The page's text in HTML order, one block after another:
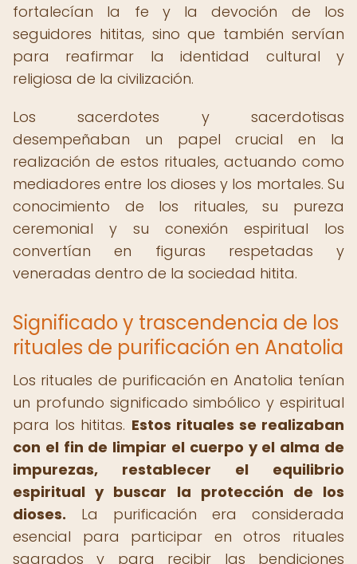
fortalecían la fe y la devoción de los
seguidores hititas, sino que también servían
para reafirmar la identidad cultural y
religiosa de la civilización.
Los sacerdotes y sacerdotisas
desempeñaban un papel crucial en la
realización de estos rituales, actuando como
mediadores entre los dioses y los mortales. Su
conocimiento de los rituales, su pureza
ceremonial y su conexión espiritual los
convertían en figuras respetadas y
veneradas dentro de la sociedad hitita.
Significado y trascendencia de los
rituales de purificación en Anatolia
Los rituales de purificación en Anatolia tenían
un profundo significado simbólico y espiritual
para los hititas. Estos rituales se realizaban
con el fin de limpiar el cuerpo y el alma de
impurezas, restablecer el equilibrio
espiritual y buscar la protección de los
dioses. La purificación era considerada
esencial para participar en otros rituales
sagrados y para recibir las bendiciones